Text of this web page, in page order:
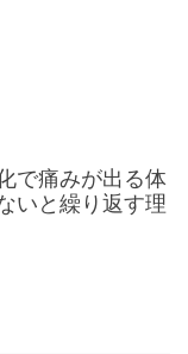
で痛みが出る体
いと繰り返す理